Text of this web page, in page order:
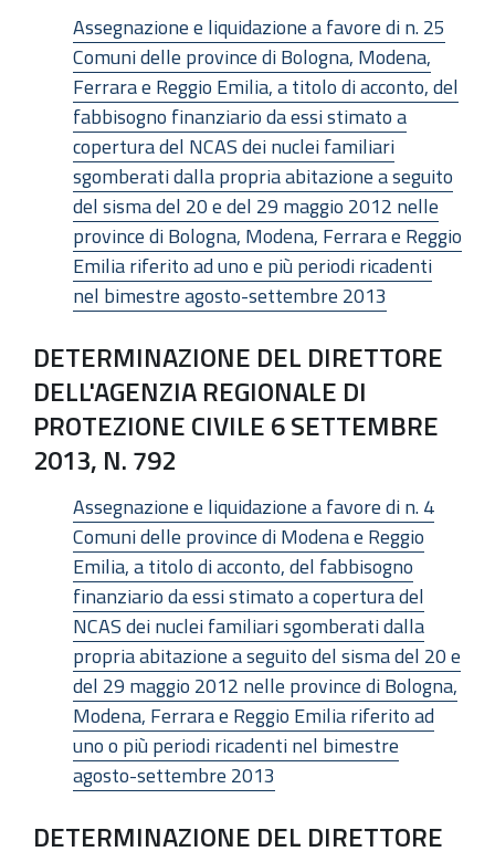
Assegnazione e liquidazione a favore di n. 25
Comuni delle province di Bologna, Modena,
Ferrara e Reggio Emilia, a titolo di acconto, del
fabbisogno finanziario da essi stimato a
copertura del NCAS dei nuclei familiari
sgomberati dalla propria abitazione a seguito
del sisma del 20 e del 29 maggio 2012 nelle
province di Bologna, Modena, Ferrara e Reggio
Emilia riferito ad uno e più periodi ricadenti
nel bimestre agosto-settembre 2013
DETERMINAZIONE DEL DIRETTORE
DELL'AGENZIA REGIONALE DI
PROTEZIONE CIVILE 6 SETTEMBRE
2013, N. 792
Assegnazione e liquidazione a favore di n. 4
Comuni delle province di Modena e Reggio
Emilia, a titolo di acconto, del fabbisogno
finanziario da essi stimato a copertura del
NCAS dei nuclei familiari sgomberati dalla
propria abitazione a seguito del sisma del 20 e
del 29 maggio 2012 nelle province di Bologna,
Modena, Ferrara e Reggio Emilia riferito ad
uno o più periodi ricadenti nel bimestre
agosto-settembre 2013
DETERMINAZIONE DEL DIRETTORE